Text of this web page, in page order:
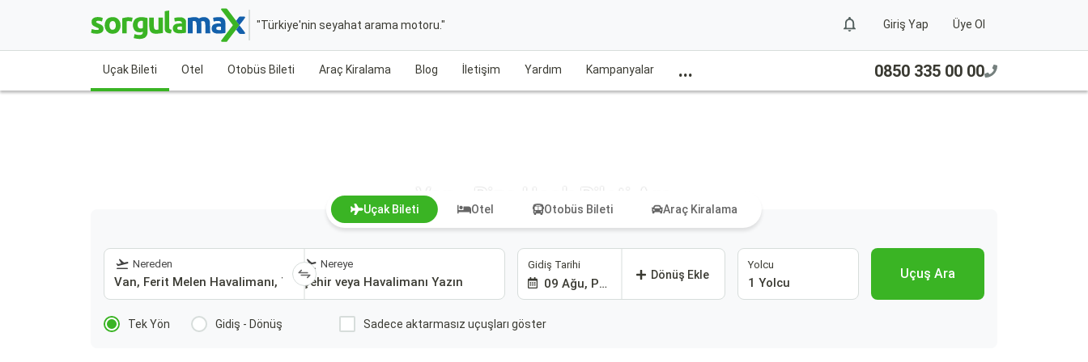
"Türkiye'nin seyahat arama motoru." Giriş Yap Üye Ol
Uçak Bileti Otel Otobüs Bileti Araç Kiralama Blog İletişim Yardım Kampanyalar ... 0850 335 00 00
Van - Rize Uçak Bileti Ara
Uçak Bileti Otel Otobüs Bileti Araç Kiralama
Nereden Nereye Gidiş Tarihi
09 Ağu, Paz
Dönüş Ekle
Yolcu
1 Yolcu
Uçuş Ara
Tek Yön Gidiş - Dönüş Sadece aktarmasız uçuşları göster